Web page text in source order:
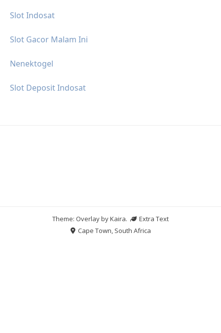
Slot Indosat
Slot Gacor Malam Ini
Nenektogel
Slot Deposit Indosat
Theme: Overlay byKaira.
Extra Text
Cape Town, South Africa